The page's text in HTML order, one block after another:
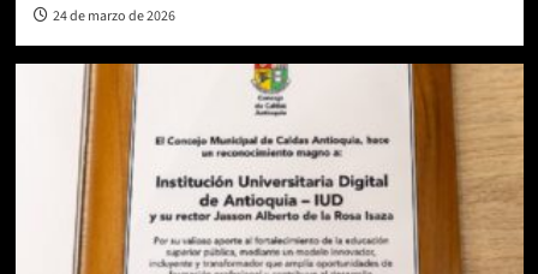
24 de marzo de 2026